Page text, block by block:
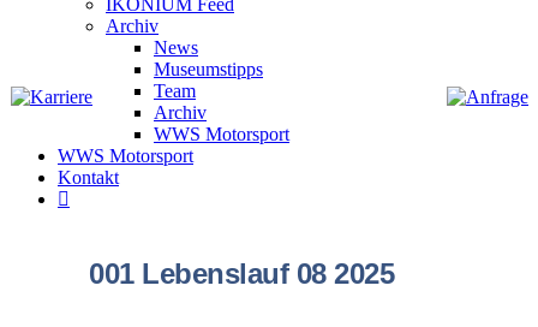
IKONIUM Feed
Archiv
News
Museumstipps
Team
Archiv
WWS Motorsport
WWS Motorsport
Kontakt
001 Lebenslauf 08 2025